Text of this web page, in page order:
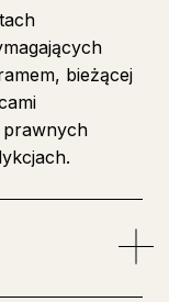
bieżącej
prawnych